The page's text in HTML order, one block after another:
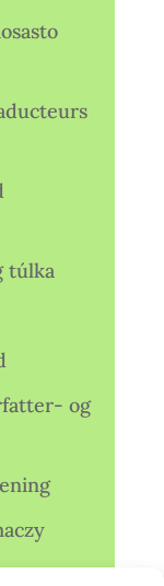
túlka
og